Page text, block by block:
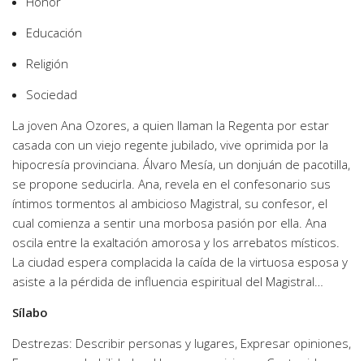
Educación
Religión
Sociedad
La joven Ana Ozores, a quien llaman la Regenta por estar
casada con un viejo regente jubilado, vive oprimida por la
hipocresía provinciana. Álvaro Mesía, un donjuán de pacotilla,
se propone seducirla. Ana, revela en el confesonario sus
íntimos tormentos al ambicioso Magistral, su confesor, el
cual comienza a sentir una morbosa pasión por ella. Ana
oscila entre la exaltación amorosa y los arrebatos místicos.
La ciudad espera complacida la caída de la virtuosa esposa y
asiste a la pérdida de influencia espiritual del Magistral…
Sílabo
Destrezas: Describir personas y lugares, Expresar opiniones,